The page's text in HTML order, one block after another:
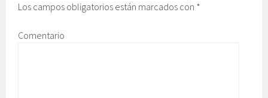
Los campos obligatorios están marcados con *
Comentario